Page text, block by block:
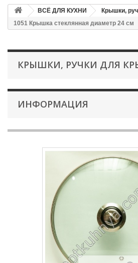
ВСЁ ДЛЯ КУХНИ
Крышки,
1051 Крышка стеклянная диаметр 24 см
КРЫШКИ, РУЧКИ ДЛЯ
ИНФОРМАЦИЯ